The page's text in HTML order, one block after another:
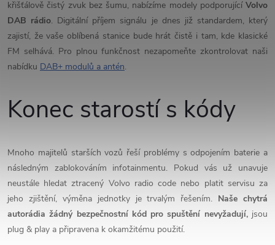
ý
p
i
u
křišťálově čistý zvuk bez šumu, nabízíme modely podporující Volvo
DAB rádio. Digitální příjem signálu je dnes již standardem, který
zajistí, že vaše oblíbená stanice bude hrát čistě i tam, kde klasické
FM selhává. Pro plnou funkčnost nezapomeňte zkontrolovat naši
nabídku DAB+ modulů a antén.
Konec starostí s kódy
Mnoho majitelů starších vozů řeší problémy s odpojením baterie a
následným zablokováním infotainmentu. Pokud vás už unavuje
neustále hledat ztracený Volvo radio code nebo platit servisu za
jeho zjištění, výměna jednotky je trvalým řešením. Naše chytrá
autorádia žádný bezpečnostní kód pro spuštění nevyžadují,jsou
plug & play a připravena k okamžitému použití.